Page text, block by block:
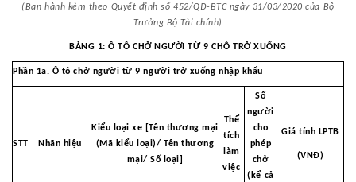
(Ban hành kèm theo Quyết định số 452/QĐ-BTC ngày 31/03/2020 của Bộ
Trưởng Bộ Tài chính)
BẢNG 1: Ô TÔ CHỞ NGƯỜI TỪ 9 CHỖ TRỞ XUỐNG
Phần 1a. Ô tô chở người từ 9 người trở xuống nhập khẩu
STT Nhãn hiệu
Kiểu loại xe [Tên thương mại
(Mã kiểu loại)/ Tên thương
mại/Số loại]
Thể
tích
làm
việc
Số
người
cho
phép
chở
(kể cả
Giá tính LPTB
(VNĐ)